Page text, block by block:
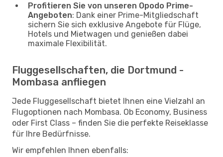
Profitieren Sie von unseren Opodo Prime-
Angeboten: Dank einer Prime-Mitgliedschaft
sichern Sie sich exklusive Angebote für Flüge,
Hotels und Mietwagen und genießen dabei
maximale Flexibilität.
Fluggesellschaften, die Dortmund -
Mombasa anfliegen
Jede Fluggesellschaft bietet Ihnen eine Vielzahl an
Flugoptionen nach Mombasa. Ob Economy, Business
oder First Class – finden Sie die perfekte Reiseklasse
für Ihre Bedürfnisse.
Wir empfehlen Ihnen ebenfalls: